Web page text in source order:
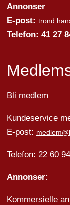
Annonser
E-post:
Telefon: 41 27
Bli medlem
Kundeservice
E-post:
Telefon: 22 60
Annonser:
Kommersielle